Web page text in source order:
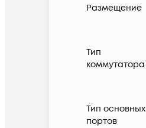
Размещение
Тип
коммутатора
Тип основных
портов